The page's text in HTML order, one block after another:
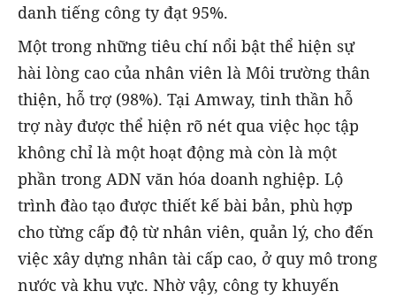
danh tiếng công ty đạt 95%.
Một trong những tiêu chí nổi bật thể hiện sự
hài lòng cao của nhân viên là Môi trường thân
thiện, hỗ trợ (98%). Tại Amway, tinh thần hỗ
trợ này được thể hiện rõ nét qua việc học tập
không chỉ là một hoạt động mà còn là một
phần trong ADN văn hóa doanh nghiệp. Lộ
trình đào tạo được thiết kế bài bản, phù hợp
cho từng cấp độ từ nhân viên, quản lý, cho đến
việc xây dựng nhân tài cấp cao, ở quy mô trong
nước và khu vực. Nhờ vậy, công ty khuyến